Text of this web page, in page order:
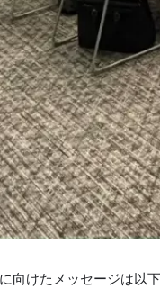
向けたメッセージは以下